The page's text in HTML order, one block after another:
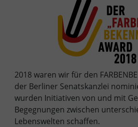
2018 waren wir für den
der Berliner Senatskanzlei
wurden Initiativen von und mit
Begegnungen zwischen
Lebenswelten schaffen.